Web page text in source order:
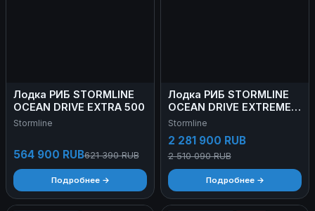
Лодка РИБ STORMLINE
OCEAN DRIVE EXTRA 500
Stormline
564 900 RUB621 390 RUB
Подробнее →
Лодка РИБ STORMLINE
OCEAN DRIVE EXTREME
730 (красный) АКЦИЯ
Stormline
2 281 900 RUB
2 510 090 RUB
Подробнее →